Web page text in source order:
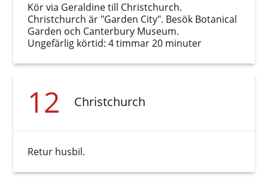
Kör via Geraldine till Christchurch.
Christchurch är "Garden City". Besök Botanical
Garden och Canterbury Museum.
Ungefärlig körtid: 4 timmar 20 minuter
12 Christchurch
Retur husbil.